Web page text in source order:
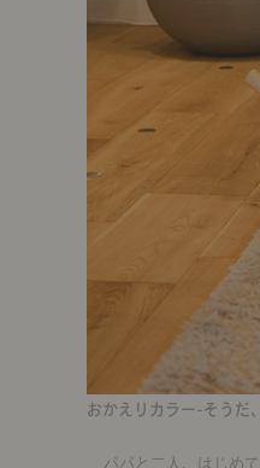
おかえりカラー-そうだ
パパと二人、はじめ